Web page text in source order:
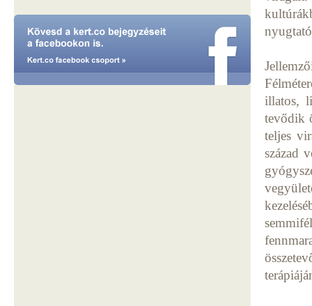
illatos,
tevődik
teljes
század